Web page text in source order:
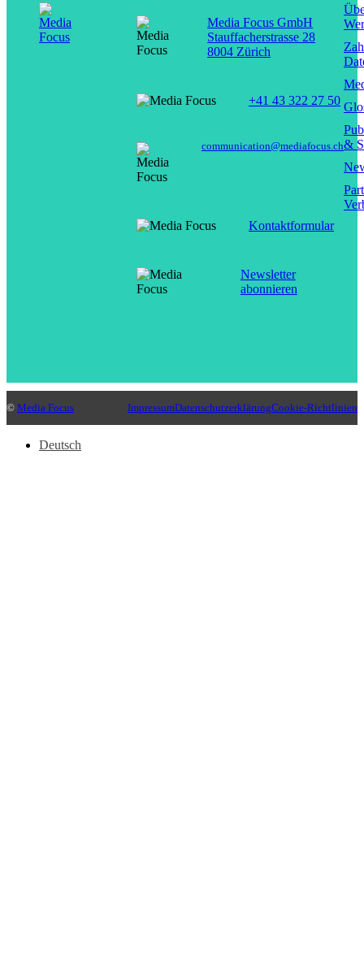
Media Focus GmbH
Stauffacherstrasse 28
8004 Zürich
+41 43 322 27 50
communication@mediafocus.ch
Kontaktformular
Newsletter
abonnieren
&
© Media Focus ImpressumDatenschutzerklärungCookie-Richtlinien
Deutsch